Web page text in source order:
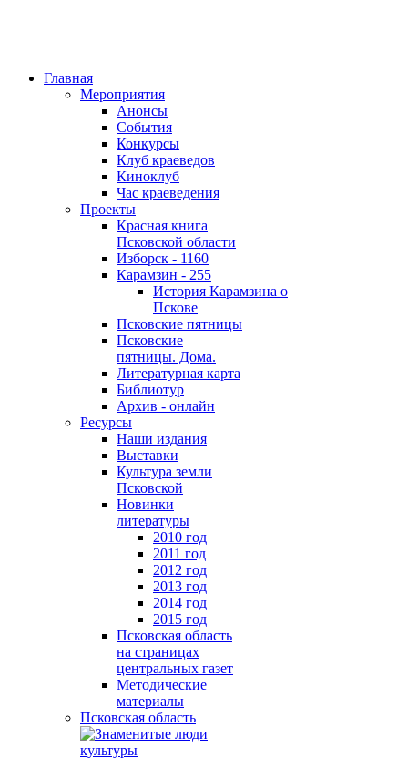
Главная
Мероприятия
Анонсы
События
Конкурсы
Клуб краеведов
Киноклуб
Час краеведения
Проекты
Красная книга
Псковской области
Изборск - 1160
Карамзин - 255
История Карамзина о
Пскове
Псковские пятницы
Псковские
пятницы. Дома.
Литературная карта
Библиотур
Архив - онлайн
Ресурсы
Наши издания
Выставки
Культура земли
Псковской
Новинки
литературы
2010 год
2011 год
2012 год
2013 год
2014 год
2015 год
Псковская область
на страницах
центральных газет
Методические
материалы
Псковская область